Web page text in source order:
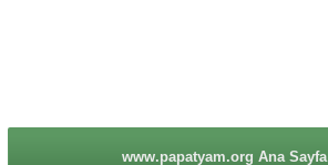
www.papatyam.org Ana Sayfa